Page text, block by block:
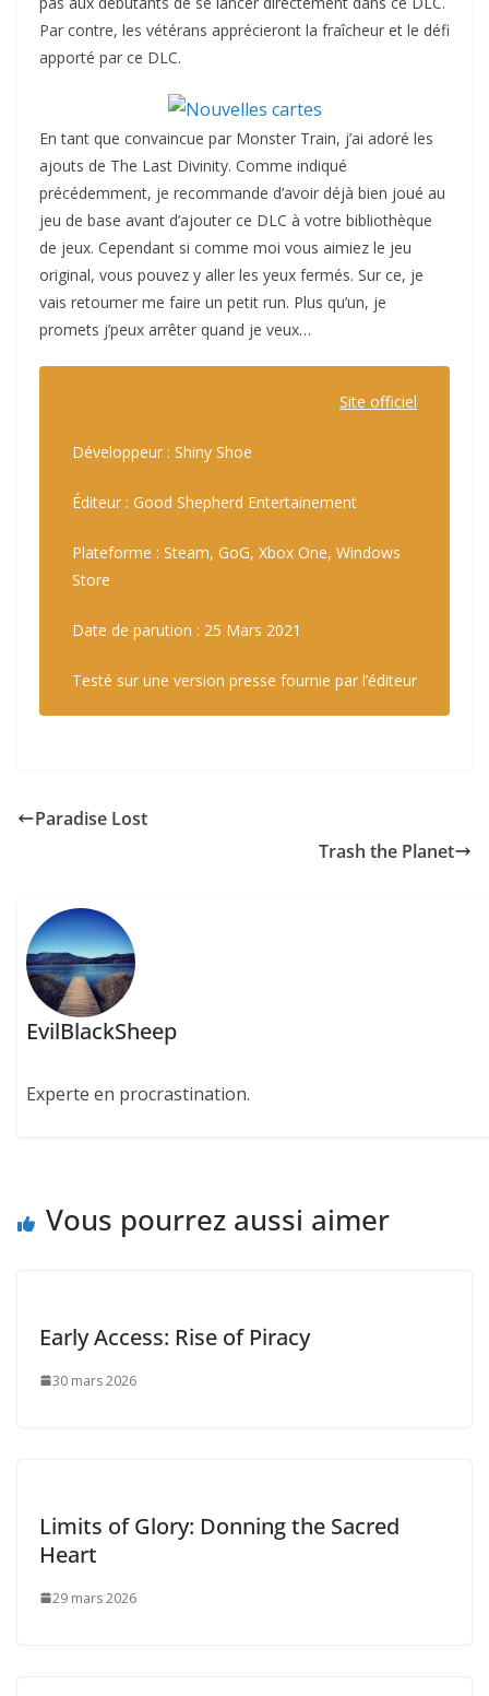
Par contre, les vétérans apprécieront la fraîcheur et le défi
apporté par ce DLC.
En tant que convaincue par Monster Train, j’ai adoré les
ajouts de The Last Divinity. Comme indiqué
précédemment, je recommande d’avoir déjà bien joué au
jeu de base avant d’ajouter ce DLC à votre bibliothèque
de jeux. Cependant si comme moi vous aimiez le jeu
original, vous pouvez y aller les yeux fermés. Sur ce, je
vais retourner me faire un petit run. Plus qu’un, je
promets j’peux arrêter quand je veux…
Site officiel
Développeur : Shiny Shoe
Éditeur : Good Shepherd Entertainement
Plateforme : Steam, GoG, Xbox One, Windows
Store
Date de parution : 25 Mars 2021
Testé sur une version presse fournie par l’éditeur
Paradise Lost
Trash the Planet
EvilBlackSheep
Experte en procrastination.
Vous pourrez aussi aimer
Early Access: Rise of Piracy
30 mars 2026
Limits of Glory: Donning the Sacred
Heart
29 mars 2026